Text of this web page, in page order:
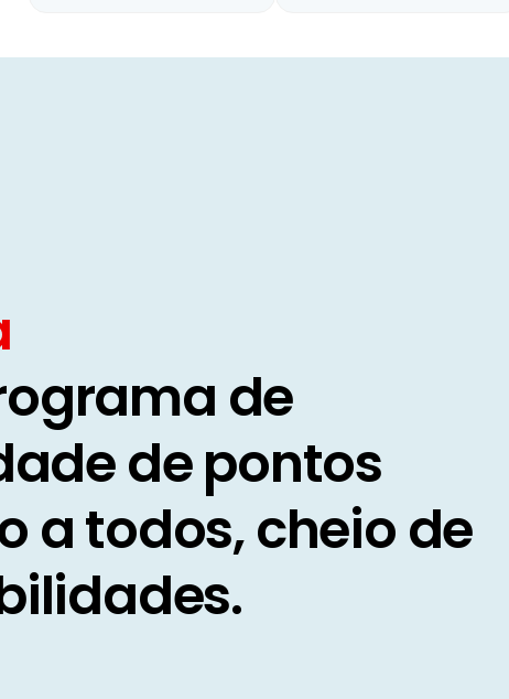
de
de pontos
a todos, cheio de